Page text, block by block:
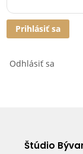
Prihlásiť sa
Odhlásiť sa
Štúdio